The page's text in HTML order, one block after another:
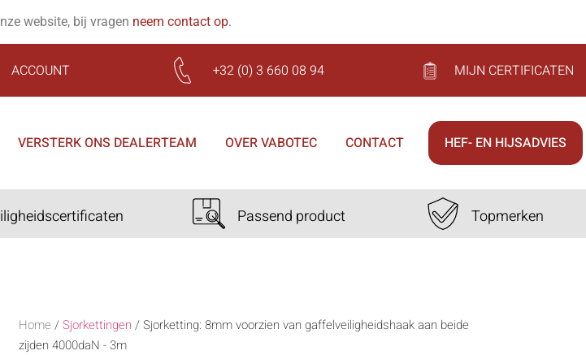
website, bij vragen neem contact op.
ACCOUNT +32 (0) 3 660 08 94 MIJN CERTIFICATEN
VERSTERK ONS DEALERTEAM OVER VABOTEC CONTACT HEF- EN HIJSADVIES
Passend product Topmerken
Home /Sjorkettingen /Sjorketting: 8mm voorzien van gaffelveiligheidshaak aan beide
zijden 4000daN - 3m